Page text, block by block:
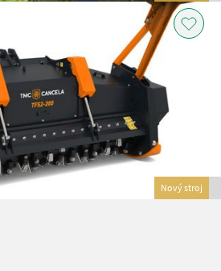
Nový stroj